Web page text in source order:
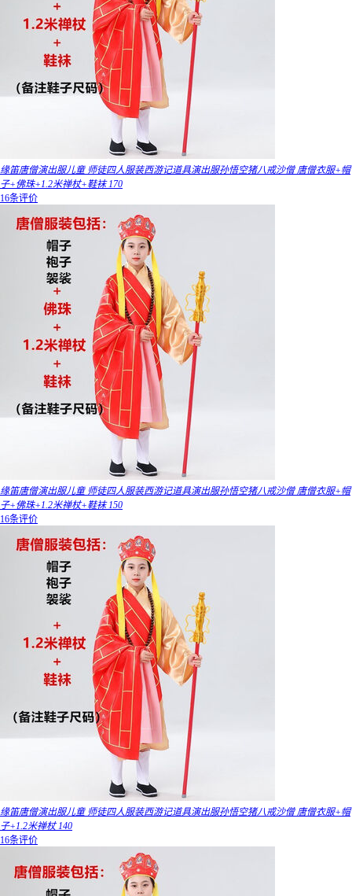
缘笛唐僧演出服儿童 师徒四人服装西游记道具演出服孙悟空猪八戒沙僧 唐僧衣服+帽
子+佛珠+1.2米禅杖+鞋袜 170
16条评价
缘笛唐僧演出服儿童 师徒四人服装西游记道具演出服孙悟空猪八戒沙僧 唐僧衣服+帽
子+佛珠+1.2米禅杖+鞋袜 150
16条评价
缘笛唐僧演出服儿童 师徒四人服装西游记道具演出服孙悟空猪八戒沙僧 唐僧衣服+帽
子+1.2米禅杖 140
16条评价